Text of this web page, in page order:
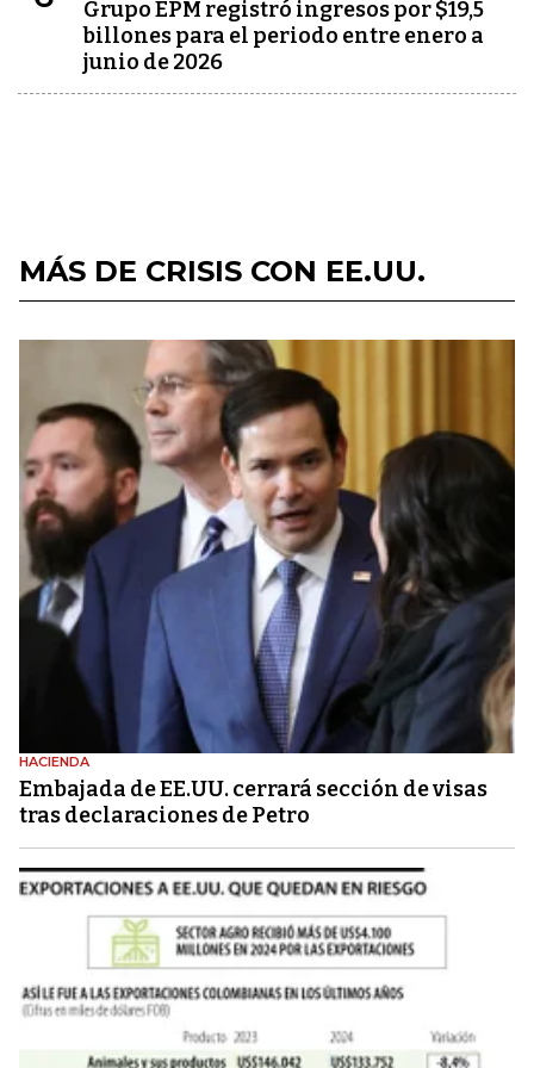
Grupo EPM registró ingresos por $19,5
billones para el periodo entre enero a
junio de 2026
MÁS DE CRISIS CON EE.UU.
HACIENDA
Embajada de EE.UU. cerrará sección de visas
tras declaraciones de Petro